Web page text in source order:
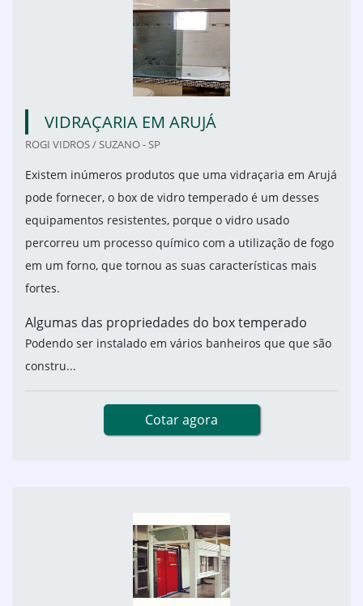
VIDRAÇARIA EM ARUJÁ
ROGI VIDROS / SUZANO - SP
Existem inúmeros produtos que uma vidraçaria em Arujá
pode fornecer, o box de vidro temperado é um desses
equipamentos resistentes, porque o vidro usado
percorreu um processo químico com a utilização de fogo
em um forno, que tornou as suas características mais
fortes.
Algumas das propriedades do box temperado
Podendo ser instalado em vários banheiros que que são
constru...
Cotar agora